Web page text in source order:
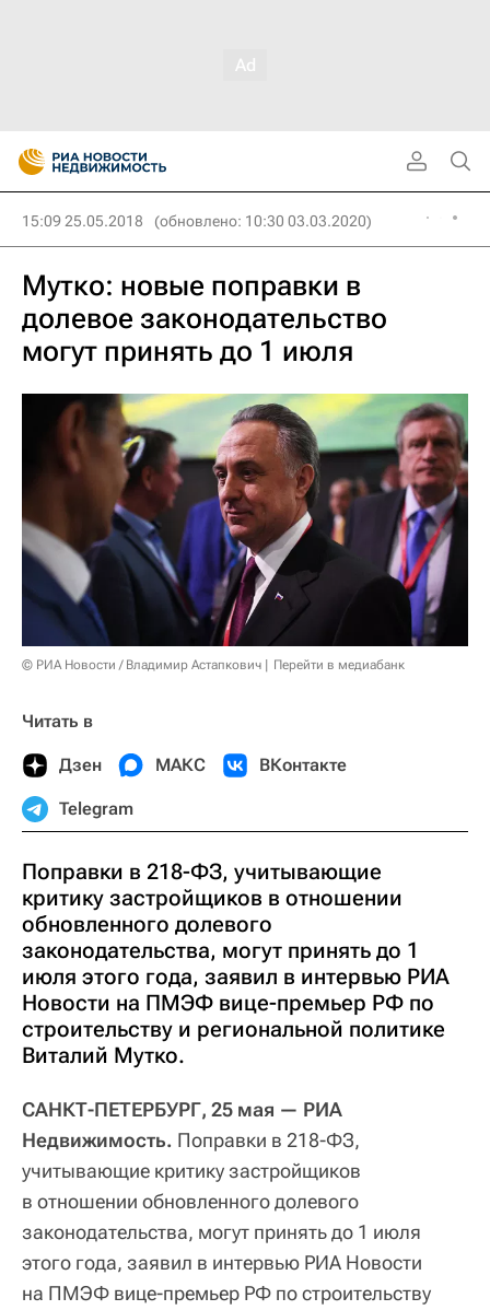
15:09 25.05.2018 (обновлено: 10:30 03.03.2020)
Мутко: новые поправки в
долевое законодательство
могут принять до 1 июля
© РИА Новости / Владимир Астапкович Перейти в медиабанк
Читать в
Дзен МАКС ВКонтакте
Telegram
Поправки в 218-ФЗ, учитывающие
критику застройщиков в отношении
обновленного долевого
законодательства, могут принять до 1
июля этого года, заявил в интервью РИА
Новости на ПМЭФ вице-премьер РФ по
строительству и региональной политике
Виталий Мутко.
САНКТ-ПЕТЕРБУРГ, 25 мая — РИА
Недвижимость. Поправки в 218-ФЗ,
учитывающие критику застройщиков
в отношении обновленного долевого
законодательства, могут принять до 1 июля
этого года, заявил в интервью РИА Новости
на ПМЭФ вице-премьер РФ по строительству